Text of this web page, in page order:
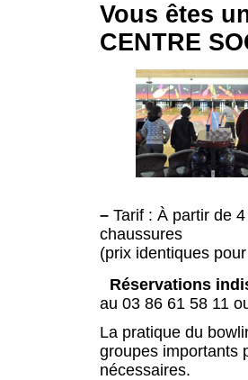
Vous êtes
CENTRE
– Tarif : À partir de
chaussures
(prix identiques
Réservations
au 03 86 61 58 11
La pratique du
groupes importants
nécessaires.